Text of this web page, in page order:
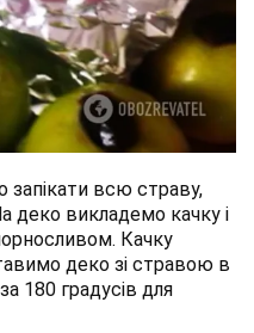
всю страву,
деко викладемо качку і
Качку
деко зі стравою в
180 градусів для